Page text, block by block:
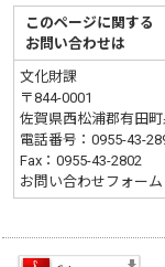
このページに関する
お問い合わせは
文化財課
〒844-0001
佐賀県西松浦郡有田
電話番号：0955-43-
Fax：0955-43-2802
お問い合わせフォー